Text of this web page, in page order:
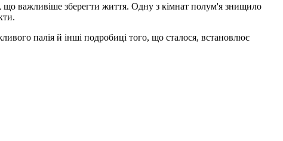
що важливіше зберегти життя. Одну з кімнат полум'я знищило
палія й інші подробиці того, що сталося, встановлює